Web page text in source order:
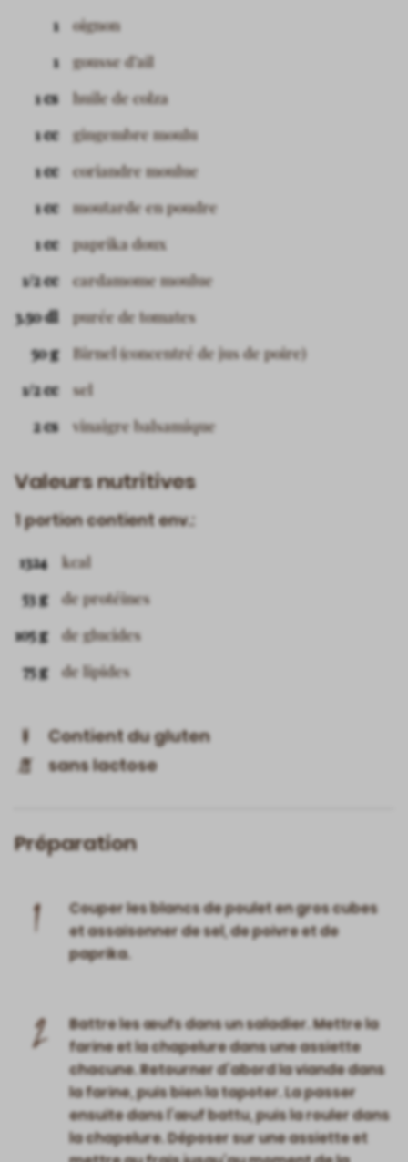
1
oignon
1
gousse d’ail
1 cs
huile de colza
1 cc
gingembre moulu
1 cc
coriandre moulue
1 cc
moutarde en poudre
1 cc
paprika doux
1/2 cc
cardamome moulue
3.50 dl
purée de tomates
50 g
Birnel (concentré de jus de poire)
1/2 cc
sel
2 cs
vinaigre balsamique
Valeurs nutritives
1 portion contient env.:
1324
kcal
53 g
de protéines
105 g
de glucides
75 g
de lipides
Contient du gluten
sans lactose
Préparation
1
Couper les blancs de poulet en gros cubes
et assaisonner de sel, de poivre et de
paprika.
2
Battre les œufs dans un saladier. Mettre la
farine et la chapelure dans une assiette
chacune. Retourner d’abord la viande dans
la farine, puis bien la tapoter. La passer
ensuite dans l’œuf battu, puis la rouler dans
la chapelure. Déposer sur une assiette et